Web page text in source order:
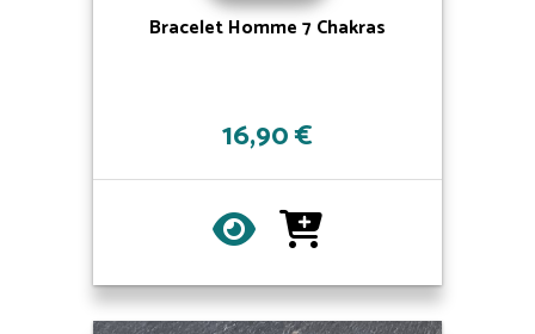
Bracelet Homme 7 Chakras
16,90 €